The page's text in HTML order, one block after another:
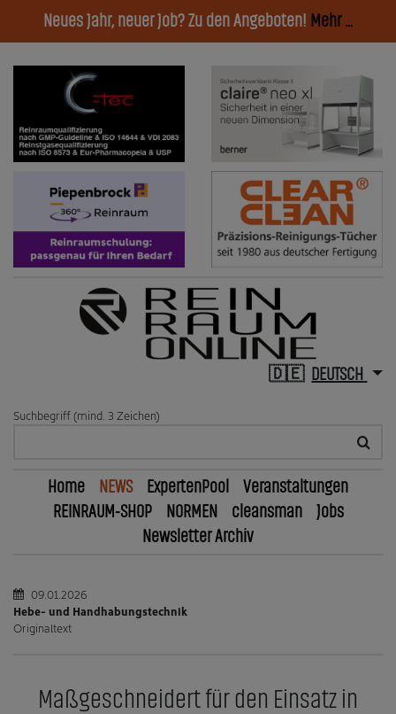
Neues Jahr, neuer Job? Zu den Angeboten! Mehr ...
DEUTSCH
Suchbegriff (mind. 3 Zeichen)
Home NEWS ExpertenPool
Veranstaltungen
REINRAUM-SHOP
NORMEN cleansman
Jobs
Newsletter Archiv
09.01.2026
Hebe- und Handhabungstechnik
Originaltext
Maßgeschneidert für den Einsatz in